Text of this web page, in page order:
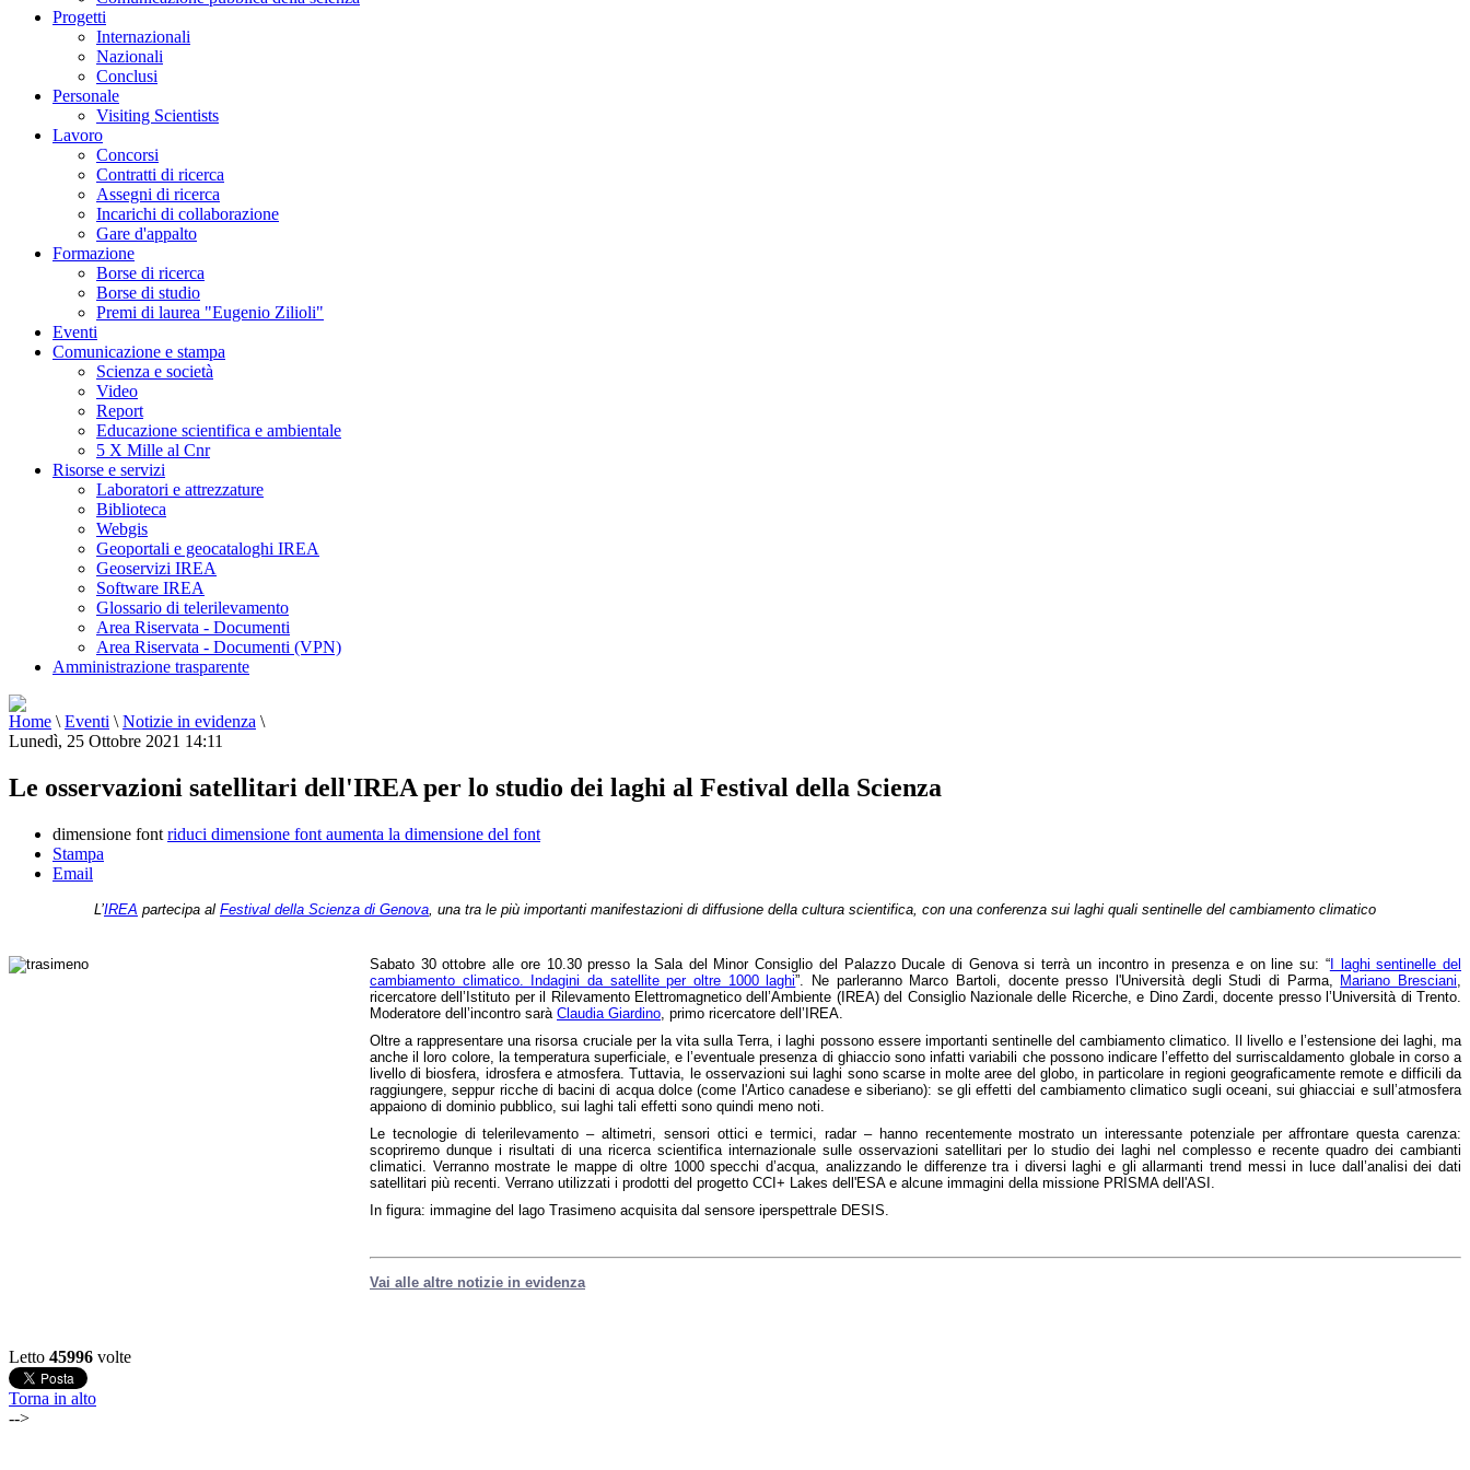
Progetti
Internazionali
Nazionali
Conclusi
Personale
Visiting Scientists
Lavoro
Concorsi
Contratti di ricerca
Assegni di ricerca
Incarichi di collaborazione
Gare d'appalto
Formazione
Borse di ricerca
Borse di studio
Premi di laurea "Eugenio Zilioli"
Eventi
Comunicazione e stampa
Scienza e società
Video
Report
Educazione scientifica e ambientale
5 X Mille al Cnr
Risorse e servizi
Laboratori e attrezzature
Biblioteca
Webgis
Geoportali e geocataloghi IREA
Geoservizi IREA
Software IREA
Glossario di telerilevamento
Area Riservata - Documenti
Area Riservata - Documenti (VPN)
Amministrazione trasparente
Home \ Eventi \ Notizie in evidenza \
Lunedì, 25 Ottobre 2021 14:11
Le osservazioni satellitari dell'IREA per lo studio dei laghi al Festival della Scienza
dimensione font riduci dimensione font aumenta la dimensione del font
Stampa
Email
L’IREA partecipa al Festival della Scienza di Genova , una tra le più importanti manifestazioni di diffusione della cultura scientifica, con una conferenza sui laghi quali sentinelle del cambiamento climatico
Sabato 30 ottobre alle ore 10.30 presso la Sala del Minor Consiglio del Palazzo Ducale di Genova si terrà un incontro in presenza e on line su: “I laghi sentinelle del
cambiamento climatico. Indagini da satellite per oltre 1000 laghi”. Ne parleranno Marco Bartoli, docente presso l'Università degli Studi di Parma, Mariano Bresciani
ricercatore dell’Istituto per il Rilevamento Elettromagnetico dell’Ambiente (IREA) del Consiglio Nazionale delle Ricerche, e Dino Zardi, docente presso l’Università di Trento.
Moderatore dell’incontro sarà Claudia Giardino , primo ricercatore dell’IREA.
Oltre a rappresentare una risorsa cruciale per la vita sulla Terra, i laghi possono essere importanti sentinelle del cambiamento climatico. Il livello e l’estensione dei laghi, ma
anche il loro colore, la temperatura superficiale, e l’eventuale presenza di ghiaccio sono infatti variabili che possono indicare l’effetto del surriscaldamento globale in corso a
livello di biosfera, idrosfera e atmosfera. Tuttavia, le osservazioni sui laghi sono scarse in molte aree del globo, in particolare in regioni geograficamente remote e difficili da
raggiungere, seppur ricche di bacini di acqua dolce (come l'Artico canadese e siberiano): se gli effetti del cambiamento climatico sugli oceani, sui ghiacciai e sull’atmosfera
appaiono di dominio pubblico, sui laghi tali effetti sono quindi meno noti.
Le tecnologie di telerilevamento – altimetri, sensori ottici e termici, radar – hanno recentemente mostrato un interessante potenziale per affrontare questa carenza:
scopriremo dunque i risultati di una ricerca scientifica internazionale sulle osservazioni satellitari per lo studio dei laghi nel complesso e recente quadro dei cambianti
climatici. Verranno mostrate le mappe di oltre 1000 specchi d’acqua, analizzando le differenze tra i diversi laghi e gli allarmanti trend messi in luce dall’analisi dei dati
satellitari più recenti. Verrano utilizzati i prodotti del progetto CCI+ Lakes dell'ESA e alcune immagini della missione PRISMA dell'ASI.
In figura: immagine del lago Trasimeno acquisita dal sensore iperspettrale DESIS.
Vai alle altre notizie in evidenza
Letto 45996 volte
Torna in alto
-->